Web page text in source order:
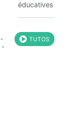
éducatives
•
•
TUTOS